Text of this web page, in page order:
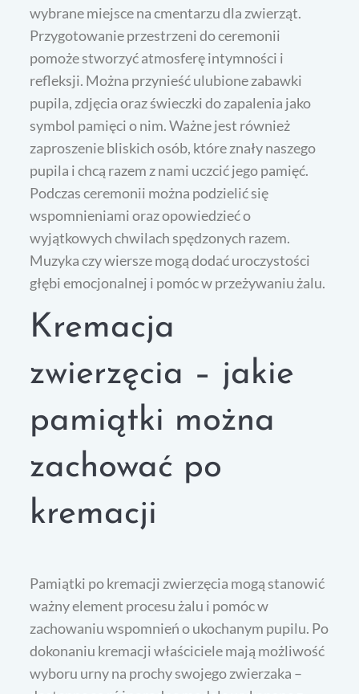
wybrane miejsce na cmentarzu dla zwierząt.
Przygotowanie przestrzeni do ceremonii
pomoże stworzyć atmosferę intymności i
refleksji. Można przynieść ulubione zabawki
pupila, zdjęcia oraz świeczki do zapalenia jako
symbol pamięci o nim. Ważne jest również
zaproszenie bliskich osób, które znały naszego
pupila i chcą razem z nami uczcić jego pamięć.
Podczas ceremonii można podzielić się
wspomnieniami oraz opowiedzieć o
wyjątkowych chwilach spędzonych razem.
Muzyka czy wiersze mogą dodać uroczystości
głębi emocjonalnej i pomóc w przeżywaniu żalu.
Kremacja
zwierzęcia – jakie
pamiątki można
zachować po
kremacji
Pamiątki po kremacji zwierzęcia mogą stanowić
ważny element procesu żalu i pomóc w
zachowaniu wspomnień o ukochanym pupilu. Po
dokonaniu kremacji właściciele mają możliwość
wyboru urny na prochy swojego zwierzaka –